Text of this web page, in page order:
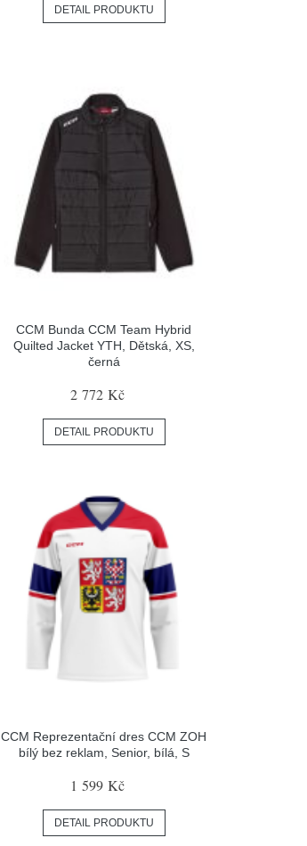
DETAIL PRODUKTU
CCM Bunda CCM Team Hybrid
Quilted Jacket YTH, Dětská, XS,
černá
2 772 Kč
DETAIL PRODUKTU
CCM Reprezentační dres CCM ZOH
bílý bez reklam, Senior, bílá, S
1 599 Kč
DETAIL PRODUKTU